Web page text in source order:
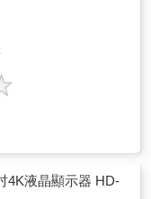
4K液晶顯示器 HD-